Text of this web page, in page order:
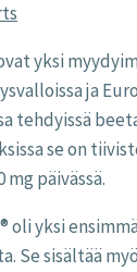
yksi
ja
tehdyissä
se on
päivässä.
oli yksi
Se sisältää